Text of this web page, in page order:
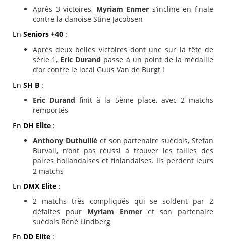
Après 3 victoires, Myriam Enmer s’incline en finale
contre la danoise Stine Jacobsen
En Seniors +40 :
Après deux belles victoires dont une sur la tête de
série 1, Eric Durand passe à un point de la médaille
d’or contre le local Guus Van de Burgt !
En SH B :
Eric Durandfinit à la 5ème place, avec 2 matchs
remportés
En DH Elite :
Anthony Duthuilléet son partenaire suédois, Stefan
Burvall, n’ont pas réussi à trouver les failles des
paires hollandaises et finlandaises. Ils perdent leurs
2 matchs
En DMX Elite :
2 matchs très compliqués qui se soldent par 2
défaites pour Myriam Enmer et son partenaire
suédois René Lindberg
En DD Elite :